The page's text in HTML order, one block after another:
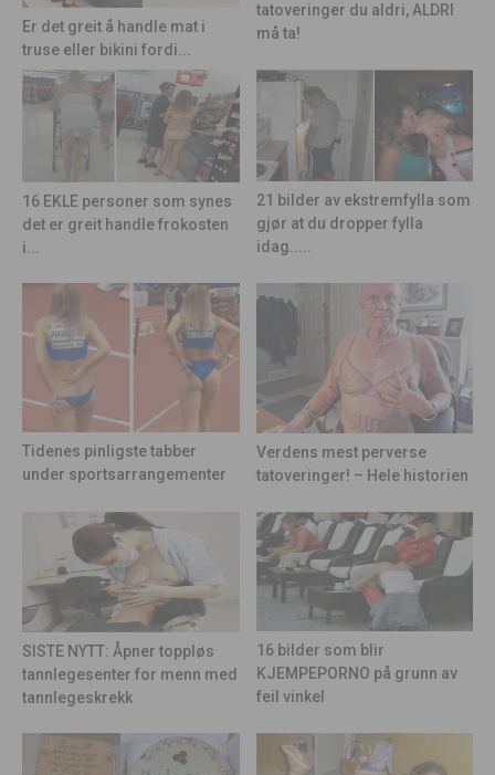
Er det greit å handle mat i
truse eller bikini fordi...
tatoveringer du aldri, ALDRI
må ta!
16 EKLE personer som synes
det er greit handle frokosten
i...
21 bilder av ekstremfylla som
gjør at du dropper fylla
idag.....
Tidenes pinligste tabber
under sportsarrangementer
Verdens mest perverse
tatoveringer! – Hele historien
SISTE NYTT: Åpner toppløs
tannlegesenter for menn med
tannlegeskrekk
16 bilder som blir
KJEMPEPORNO på grunn av
feil vinkel